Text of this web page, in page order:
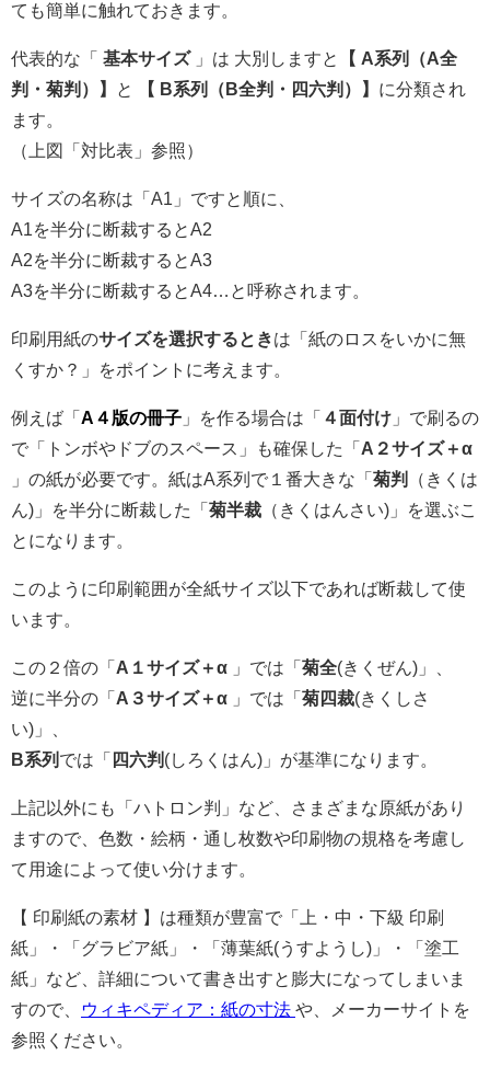
ても簡単に触れておきます。
代表的な「 基本サイズ」は 大別しますと
【 A系列（A全
判・菊判）】
と 【 B系列（B全判・四六判）】 に分類され
ます。
（上図「対比表」参照）
サイズの名称は「A1」ですと順に、
A1を半分に断裁するとA2
A2を半分に断裁するとA3
A3を半分に断裁するとA4…と呼称されます。
印刷用紙のサイズを選択するときは「紙のロスをいかに無
くすか？」をポイントに考えます。
例えば「 A４版の冊子 」を作る場合は「 ４面付け 」で刷るの
で「トンボやドブのスペース」も確保した「 A２サイズ＋α
」の紙が必要です。紙はA系列で１番大きな「 菊判
（きくは
ん)」を半分に断裁した「 菊半裁 （きくはんさい)」を選ぶこ
とになります。
このように印刷範囲が全紙サイズ以下であれば断裁して使
います。
この２倍の「 A１サイズ＋α 」では「 菊全(きくぜん)」、
逆に半分の「 A３サイズ＋α 」では「 菊四裁(きくしさ
い)」、
B系列 では「 四六判 (しろくはん)」が基準になります。
上記以外にも「ハトロン判」など、さまざまな原紙があり
ますので、色数・絵柄・通し枚数や印刷物の規格を考慮し
て用途によって使い分けます。
【 印刷紙の素材 】は種類が豊富で「上・中・下級 印刷
紙」・「グラビア紙」・「薄葉紙(うすようし)」・「塗工
紙」など、詳細について書き出すと膨大になってしまいま
すので、
ウィキペディア：紙の寸法 や、メーカーサイトを
参照ください。